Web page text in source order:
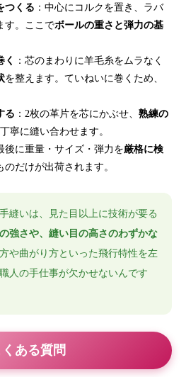
つくる ：中心にコルクを置き、ラバ
す。ここでボールの重さと弾力の基
く
：芯のまわりに羊毛糸をムラなく
を整えます。ていねいに巻くため、
る ：2枚の革片を芯にかぶせ、熟練の
寧に縫い合わせます。
後に重量・サイズ・弾力を厳格に検
だけが出荷されます。
縫いは、見た目以上に技術が要る
強さや、縫い目の高さのわずかな
や曲がり方といった飛行特性を左
人の手仕事が欠かせないんです
くある質問